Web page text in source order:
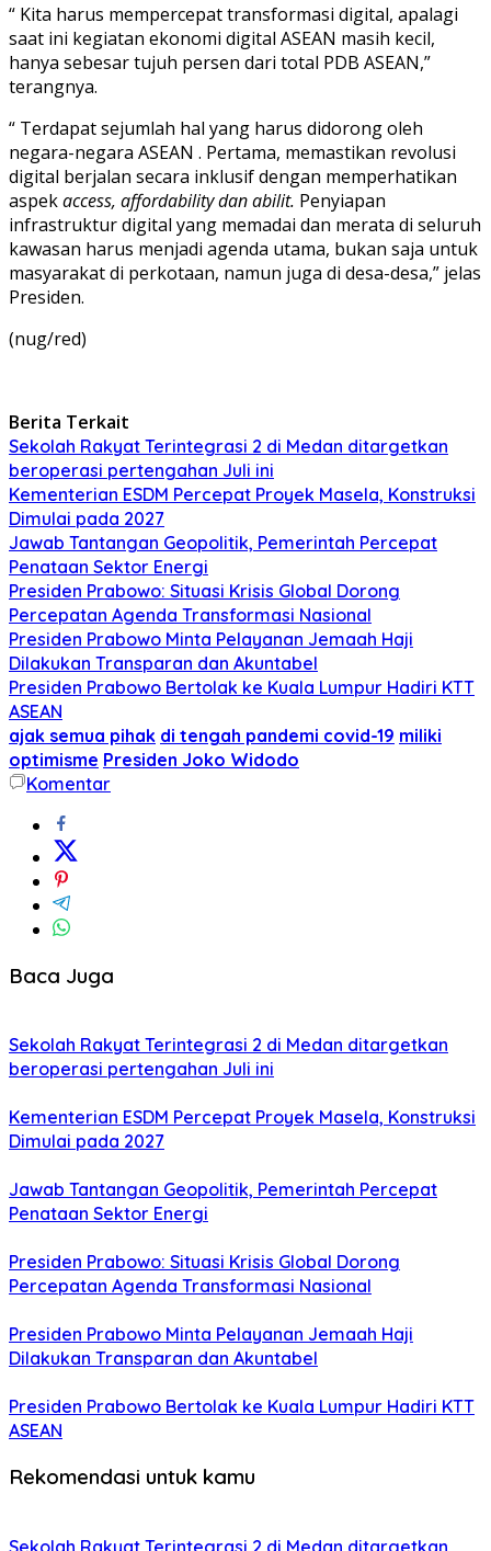
“ Kita harus mempercepat transformasi digital, apalagi
saat ini kegiatan ekonomi digital ASEAN masih kecil,
hanya sebesar tujuh persen dari total PDB ASEAN,”
terangnya.
“ Terdapat sejumlah hal yang harus didorong oleh
negara-negara ASEAN . Pertama, memastikan revolusi
digital berjalan secara inklusif dengan memperhatikan
aspekaccess, affordability dan abilit. Penyiapan
infrastruktur digital yang memadai dan merata di seluruh
kawasan harus menjadi agenda utama, bukan saja untuk
masyarakat di perkotaan, namun juga di desa-desa,” jelas
Presiden.
(nug/red)
Berita Terkait
Sekolah Rakyat Terintegrasi 2 di Medan ditargetkan
beroperasi pertengahan Juli ini
Kementerian ESDM Percepat Proyek Masela, Konstruksi
Dimulai pada 2027
Jawab Tantangan Geopolitik, Pemerintah Percepat
Penataan Sektor Energi
Presiden Prabowo: Situasi Krisis Global Dorong
Percepatan Agenda Transformasi Nasional
Presiden Prabowo Minta Pelayanan Jemaah Haji
Dilakukan Transparan dan Akuntabel
Presiden Prabowo Bertolak ke Kuala Lumpur Hadiri KTT
ASEAN
ajak semua pihak di tengah pandemi covid-19 miliki
optimisme Presiden Joko Widodo
Komentar
Baca Juga
Sekolah Rakyat Terintegrasi 2 di Medan ditargetkan
beroperasi pertengahan Juli ini
Kementerian ESDM Percepat Proyek Masela, Konstruksi
Dimulai pada 2027
Jawab Tantangan Geopolitik, Pemerintah Percepat
Penataan Sektor Energi
Presiden Prabowo: Situasi Krisis Global Dorong
Percepatan Agenda Transformasi Nasional
Presiden Prabowo Minta Pelayanan Jemaah Haji
Dilakukan Transparan dan Akuntabel
Presiden Prabowo Bertolak ke Kuala Lumpur Hadiri KTT
ASEAN
Rekomendasi untuk kamu
Sekolah Rakyat Terintegrasi 2 di Medan ditargetkan